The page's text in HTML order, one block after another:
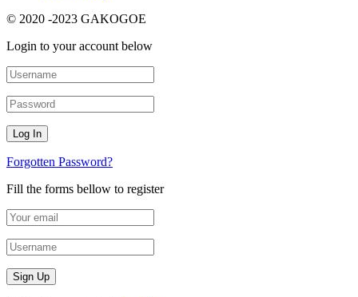
© 2020 -2023 GAKOGOE
Login to your account below
Forgotten Password?
Fill the forms bellow to register